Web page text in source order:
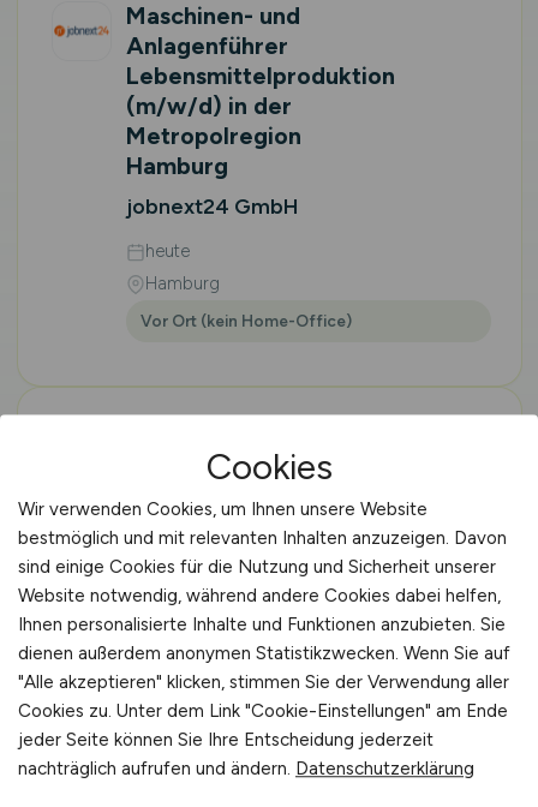
Maschinen- und
Anlagenführer
Lebensmittelproduktion
(m/w/d) in der
Metropolregion
Hamburg
jobnext24 GmbH
heute
Hamburg
Vor Ort (kein Home-Office)
Maschinenbediener
Lebensmittel(m/w/d)
in der Metropolregion
Hamburg
jobnext24 GmbH
heute
Vor Ort (kein Home-Office)
Cookies
Wir verwenden Cookies, um Ihnen unsere Website
bestmöglich und mit relevanten Inhalten anzuzeigen. Davon
sind einige Cookies für die Nutzung und Sicherheit unserer
Website notwendig, während andere Cookies dabei helfen,
Ihnen personalisierte Inhalte und Funktionen anzubieten. Sie
dienen außerdem anonymen Statistikzwecken. Wenn Sie auf
"Alle akzeptieren" klicken, stimmen Sie der Verwendung aller
Cookies zu. Unter dem Link "Cookie-Einstellungen" am Ende
jeder Seite können Sie Ihre Entscheidung jederzeit
nachträglich aufrufen und ändern. Datenschutzerklärung